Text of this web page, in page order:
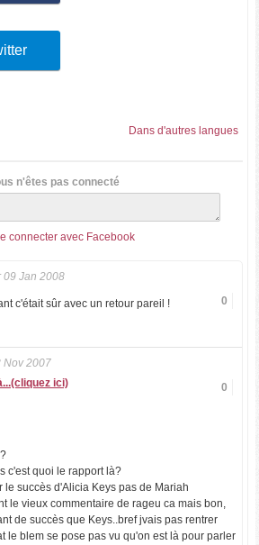
Dans d'autres langues
n'êtes pas connecté
connecter avec Facebook
09 Jan 2008
0
c'était sûr avec un retour pareil !
Nov 2007
0
ici)
c'est quoi le rapport là?
le succès d'Alicia Keys pas de Mariah
le vieux commentaire de rageu ca mais bon,
de succès que Keys..bref jvais pas rentrer
le blem se pose pas vu qu'on est là pour parler